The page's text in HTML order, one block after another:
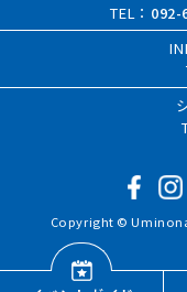
TEL： 092-
Copyright ©